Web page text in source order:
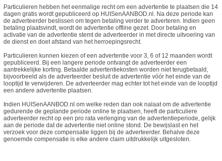
Particulieren hebben het eenmalige recht om een advertentie te plaatsen die 14
dagen gratis wordt gepubliceerd op HUISenAANBOD.nl. Na deze periode kan
de adverteerder beslissen om tegen betaling verder te adverteren. Indien geen
betaling plaatsvindt, wordt de advertentie offline gezet. Door betaling en
activatie van de advertentie stemt de adverteerder in met directe uitvoering van
de dienst en doet afstand van het herroepingsrecht.
Particulieren kunnen kiezen of een advertentie voor 3, 6 of 12 maanden wordt
gepubliceerd. Bij een langere periode ontvangt de adverteerder een
aantrekkelijke korting. Betaalde advertentiekosten worden niet terugbetaald,
bijvoorbeeld als de adverteerder besluit de advertentie vóór het einde van de
looptijd te verwijderen. De adverteerder mag echter tot het einde van de looptijd
een andere advertentie plaatsen.
Indien HUISenAANBOD.nl om welke reden dan ook nalaat om de advertentie
gedurende de geplande periode online te plaatsen, heeft de particuliere
adverteerder recht op een pro rata verlenging van de advertentieperiode, gelijk
aan de periode dat de advertentie niet online stond. De bewijslast en het
verzoek voor deze compensatie liggen bij de adverteerder. Behalve deze
genoemde compensatie is elke andere claim uitdrukkelijk uitgesloten.